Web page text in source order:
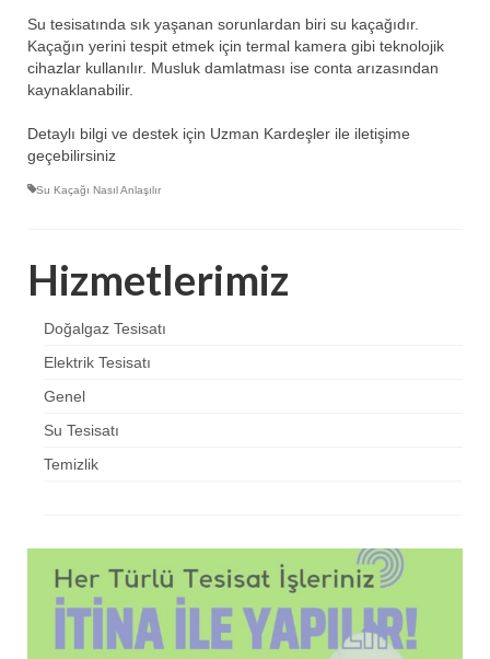
Su tesisatında sık yaşanan sorunlardan biri su kaçağıdır.
Kaçağın yerini tespit etmek için termal kamera gibi teknolojik
cihazlar kullanılır. Musluk damlatması ise conta arızasından
kaynaklanabilir.
Detaylı bilgi ve destek için Uzman Kardeşler ile iletişime
geçebilirsiniz
Su Kaçağı Nasıl Anlaşılır
Hizmetlerimiz
Doğalgaz Tesisatı
Elektrik Tesisatı
Genel
Su Tesisatı
Temizlik